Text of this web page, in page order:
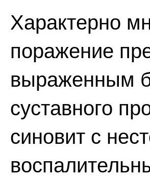
Характерно
поражение
выраженным
суставного
синовит с